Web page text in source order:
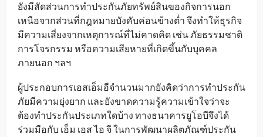
ยังมีสัดส่วนการทำประกันภัยทรัพย์สินของกิจการนอก
เหนือจากส่วนที่กฎหมายบังคับค่อนข้างต่ำ จึงทำให้ธุรกิจ
มีความเสี่ยงจากเหตุการณ์ที่ไม่คาดคิด เช่น ภัยธรรมชาติ
การโจรกรรม หรือความเสียหายที่เกิดขึ้นกับบุคคล
ภายนอก ฯลฯ
ผู้ประกอบการเอสเอ็มอีจำนวนมากยังคิดว่าการทำประกัน
ภัยมีความยุ่งยาก และยังขาดความรู้ความเข้าใจว่าจะ
ต้องทำประกันประเภทใดบ้าง ทางธนาคารยูโอบีจึงได้
ร่วมมือกับ เอ็ม เอส ไอ จี ในการพัฒนาผลิตภัณฑ์ประกัน